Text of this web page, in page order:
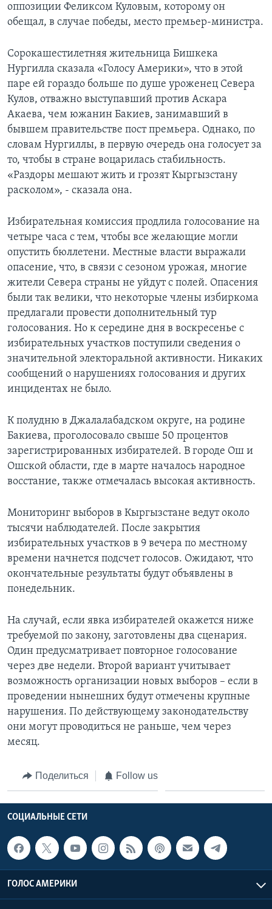
оппозиции Феликсом Куловым, которому он
обещал, в случае победы, место премьер-министра.
Сорокашестилетняя жительница Бишкека
Нургилла сказала «Голосу Америки», что в этой
паре ей гораздо больше по душе уроженец Севера
Кулов, отважно выступавший против Аскара
Акаева, чем южанин Бакиев, занимавший в
бывшем правительстве пост премьера. Однако, по
словам Нургиллы, в первую очередь она голосует за
то, чтобы в стране воцарилась стабильность.
«Раздоры мешают жить и грозят Кыргызстану
расколом», - сказала она.
Избирательная комиссия продлила голосование на
четыре часа с тем, чтобы все желающие могли
опустить бюллетени. Местные власти выражали
опасение, что, в связи с сезоном урожая, многие
жители Севера страны не уйдут с полей. Опасения
были так велики, что некоторые члены избиркома
предлагали провести дополнительный тур
голосования. Но к середине дня в воскресенье с
избирательных участков поступили сведения о
значительной электоральной активности. Никаких
сообщений о нарушениях голосования и других
инцидентах не было.
К полудню в Джалалабадском округе, на родине
Бакиева, проголосовало свыше 50 процентов
зарегистрированных избирателей. В городе Ош и
Ошской области, где в марте началось народное
восстание, также отмечалась высокая активность.
Мониторинг выборов в Кыргызстане ведут около
тысячи наблюдателей. После закрытия
избирательных участков в 9 вечера по местному
времени начнется подсчет голосов. Ожидают, что
окончательные результаты будут объявлены в
понедельник.
На случай, если явка избирателей окажется ниже
требуемой по закону, заготовлены два сценария.
Один предусматривает повторное голосование
через две недели. Второй вариант учитывает
возможность организации новых выборов – если в
проведении нынешних будут отмечены крупные
нарушения. По действующему законодательству
они могут проводиться не раньше, чем через
месяц.
Поделиться Follow us
СОЦИАЛЬНЫЕ СЕТИ
ГОЛОС АМЕРИКИ